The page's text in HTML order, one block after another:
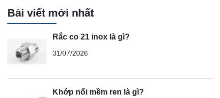
Bài viết mới nhất
Rắc co 21 inox là gì?
31/07/2026
Khớp nối mềm ren là gì?